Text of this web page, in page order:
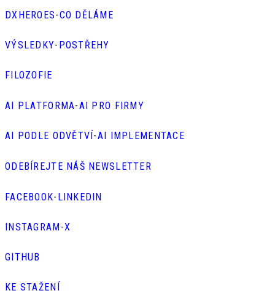
DXHEROES-CO DĚLÁME
VÝSLEDKY- POSTŘEHY
FILOZOFIE
AI PLATFORMA-AI PRO FIRMY
AI PODLE ODVĚTVÍ-AI IMPLEMENTACE
ODEBÍREJTE NÁŠ NEWSLETTER
FACEBOOK- LINKEDIN
INSTAGRAM-X
GITHUB
KE STAŽENÍ